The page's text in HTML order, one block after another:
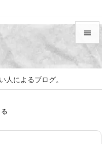
人によるブログ。


サイド
